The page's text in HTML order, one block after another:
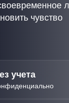
чувство
учета